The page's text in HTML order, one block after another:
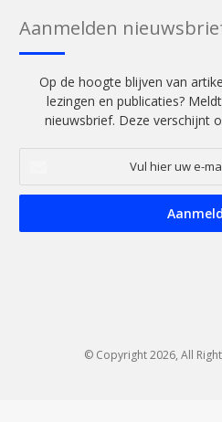
Aanmelden
Op de hoogte blijven van
lezingen en publicaties?
nieuwsbrief. Deze verschijnt
uw
mail
© Copyright 2026, All